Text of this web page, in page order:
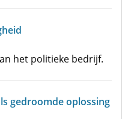
het politieke bedrijf.
gedroomde oplossing